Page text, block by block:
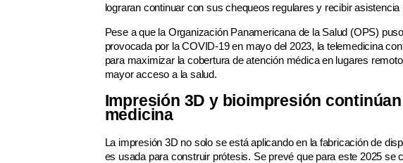
lograran continuar con sus chequeos regulares y recibir asistencia
Pese a que la Organización Panamericana de la Salud (OPS)
provocada por la COVID-19 en mayo del 2023, la telemedicina
para maximizar la cobertura de atención médica en lugares
mayor acceso a la salud.
Impresión 3D y bioimpresión
medicina
La impresión 3D no solo se está aplicando en la fabricación de
es usada para construir prótesis. Se prevé que para este 2025 se